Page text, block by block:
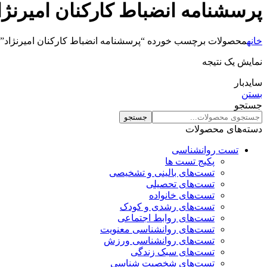
پرسشنامه انضباط کارکنان
خانهمحصولات برچسب خورده “پرسشنامه انضباط کارکنان امیرنژاد”
نمایش یک نتیجه
سایدبار
بستن
جستجو
جستجو
دسته‌های محصولات
تست روانشناسی
پکیج تست ها
تست‌های بالینی و تشخیصی
تست‌های تحصیلی
تست‌های خانواده
تست‌های رشدی و کودک
تست‌های روابط اجتماعی
تست‌های روانشناسی معنویت
تست‌های روانشناسی ورزش
تست‌های سبک زندگی
تست‌های شخصیت شناسی